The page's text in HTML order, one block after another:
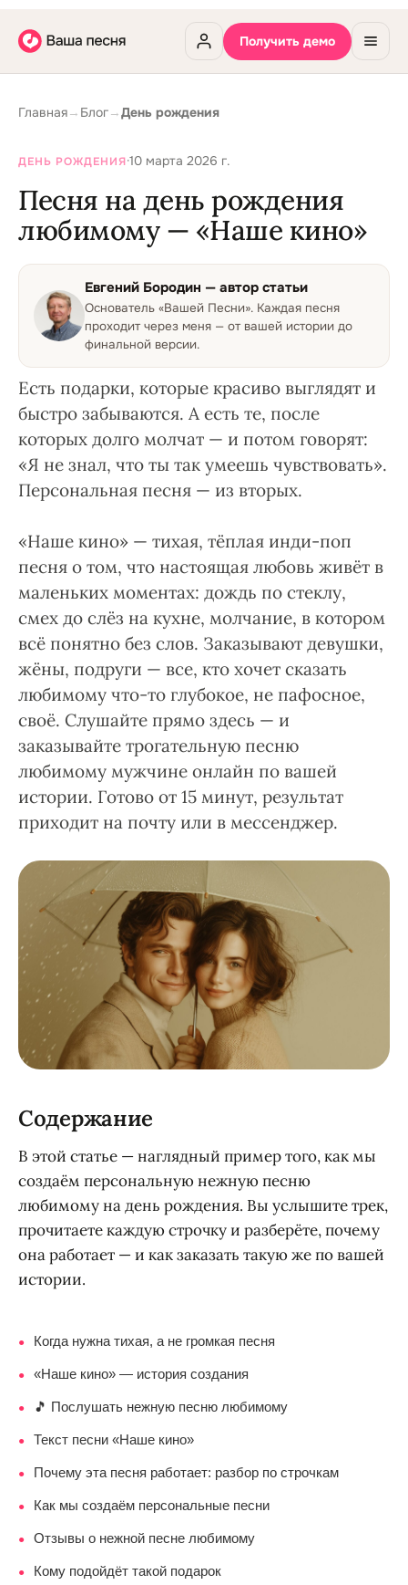
Получить демо
Главная→ Блог→День рождения
ДЕНЬ РОЖДЕНИЯ·10 марта 2026 г.
Песня на день рождения
любимому — «Наше кино»
Евгений Бородин — автор статьи
Основатель «Вашей Песни». Каждая песня
проходит через меня — от вашей истории до
финальной версии.
Есть подарки, которые красиво выглядят и
быстро забываются. А есть те, после
которых долго молчат — и потом говорят:
«Я не знал, что ты так умеешь чувствовать».
Персональная песня — из вторых.
«Наше кино» — тихая, тёплая инди-поп
песня о том, что настоящая любовь живёт в
маленьких моментах: дождь по стеклу,
смех до слёз на кухне, молчание, в котором
всё понятно без слов. Заказывают девушки,
жёны, подруги — все, кто хочет сказать
любимому что-то глубокое, не пафосное,
своё. Слушайте прямо здесь — и
заказывайте трогательную песню
любимому мужчине онлайн по вашей
истории. Готово от 15 минут, результат
приходит на почту или в мессенджер.
Содержание
В этой статье — наглядный пример того, как мы
создаём персональную нежную песню
любимому на день рождения. Вы услышите трек,
прочитаете каждую строчку и разберёте, почему
она работает — и как заказать такую же по вашей
истории.
● Когда нужна тихая, а не громкая песня
● «Наше кино» — история создания
● 🎵 Послушать нежную песню любимому
● Текст песни «Наше кино»
● Почему эта песня работает: разбор по строчкам
● Как мы создаём персональные песни
● Отзывы о нежной песне любимому
● Кому подойдёт такой подарок